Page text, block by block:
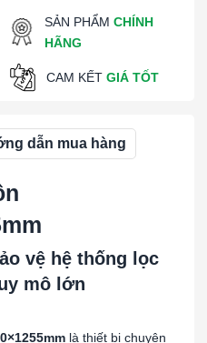
SẢN PHẨMCHÍNH
HÃNG
CAM KẾT GIÁ TỐT
dẫn mua hàng
vệ hệ thống lọc
mô lớn
là thiết bị chuyên